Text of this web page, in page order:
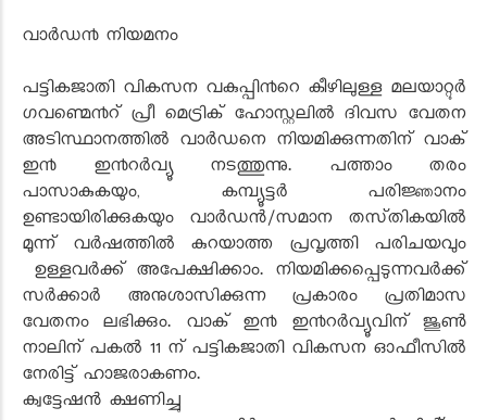
വാർഡ൯ നിയമനം
പട്ടികജാതി വികസന വകുപ്പി൯റെ കീഴിലുള്ള മലയാറ്റൂർ
ഗവണ്മെ൯റ് പ്രീ മെട്രിക് ഹോസ്റ്റലിൽ ദിവസ വേതന
അടിസ്ഥാനത്തിൽ വാർഡനെ നിയമിക്കുന്നതിന് വാക്
ഇ൯ ഇ൯റർവ്യൂ നടത്തുന്നു. പത്താം തരം
പാസാകുകയും, കമ്പ്യൂട്ടർ പരിജ്ഞാനം
ഉണ്ടായിരിക്കുകയും വാർഡൻ/സമാന തസ്‌തികയിൽ
മൂന്ന് വർഷത്തിൽ കുറയാത്ത പ്രവൃത്തി പരിചയവും
ഉള്ളവർക്ക് അപേക്ഷിക്കാം. നിയമിക്കപ്പെടുന്നവർക്ക്
സർക്കാർ അനുശാസിക്കുന്ന പ്രകാരം പ്രതിമാസ
വേതനം ലഭിക്കും. വാക് ഇ൯ ഇ൯റർവ്യൂവിന് ജൂൺ
നാലിന് പകൽ 11 ന് പട്ടികജാതി വികസന ഓഫീസിൽ
നേരിട്ട് ഹാജരാകണം.
ക്വട്ടേഷൻ ക്ഷണിച്ചു